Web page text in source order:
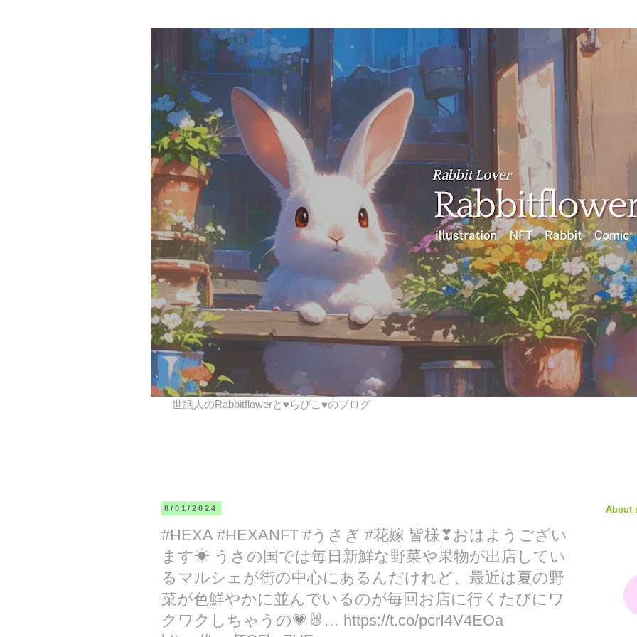
世話人のRabbitflowerと♥らびこ♥のブログ
8/01/2024
#HEXA #HEXANFT #うさぎ #花嫁 皆様❣おはようござい
ます☀ うさの国では毎日新鮮な野菜や果物が出店してい
るマルシェが街の中心にあるんだけれど、最近は夏の野
菜が色鮮やかに並んでいるのが毎回お店に行くたびにワ
クワクしちゃうの💗🐰… https://t.co/pcrI4V4EOa
About